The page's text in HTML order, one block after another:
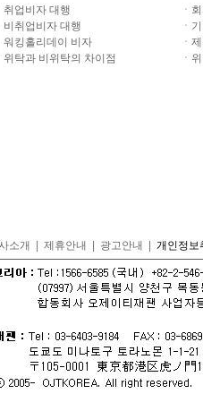
취업비자 대행
비취업비자 대행
워킹홀리데이 비자
위탁과 비위탁의 차이점
ㆍ
ㆍ
ㆍ
ㆍ
소개 제휴안내 광고안내 개인정보